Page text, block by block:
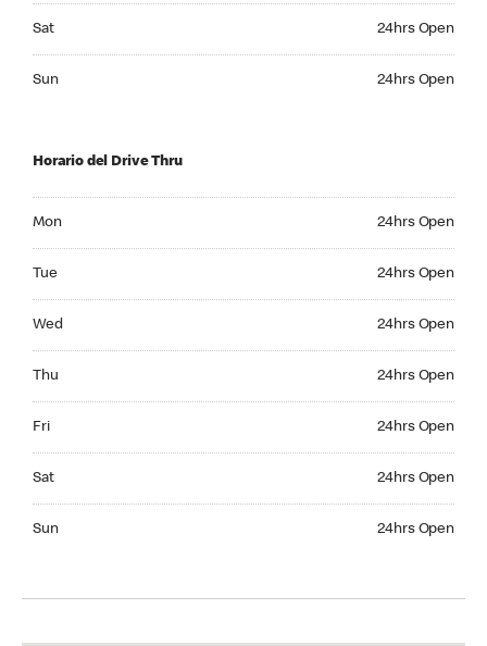
Sat 24hrs Open
Sun 24hrs Open
Horario del Drive Thru
Mon 24hrs Open
Tue 24hrs Open
Wed 24hrs Open
Thu 24hrs Open
Fri 24hrs Open
Sat 24hrs Open
Sun 24hrs Open